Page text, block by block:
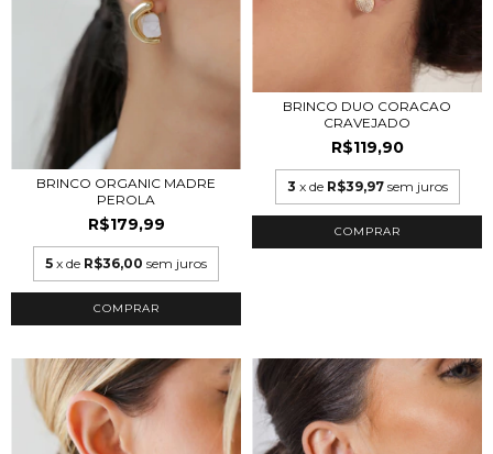
BRINCO ORGANIC MADRE
PEROLA
R$179,99
5 x de R$36,00 sem juros
BRINCO DUO CORACAO
CRAVEJADO
R$119,90
3 x de R$39,97 sem juros
COMPRAR